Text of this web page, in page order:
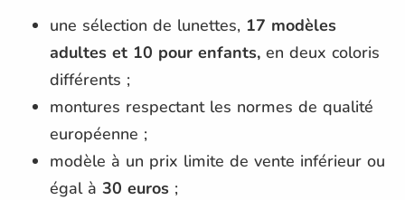
une sélection de lunettes, 17 modèles
adultes et 10 pour enfants, en deux coloris
différents ;
montures respectant les normes de qualité
européenne ;
modèle à un prix limite de vente inférieur ou
égal à 30 euros ;